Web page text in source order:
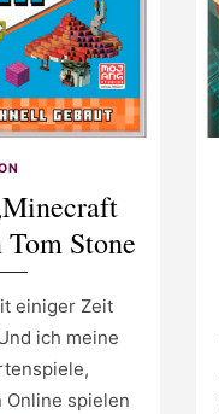
Tom Stone
einiger Zeit
ich meine
Online spielen